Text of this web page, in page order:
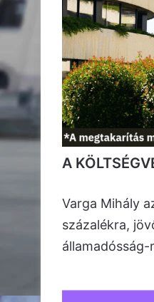
A
Varga Mihály
százalékra,